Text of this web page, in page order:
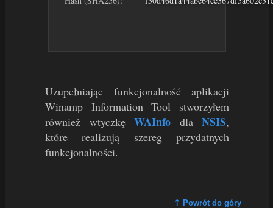
Uzupełniając funkcjonalność aplikacji
Winamp Information Tool stworzyłem
również wtyczkę WAInfo dla NSIS,
które realizują szereg przydatnych
funkcjonalności.
⇡ Powrót do góry